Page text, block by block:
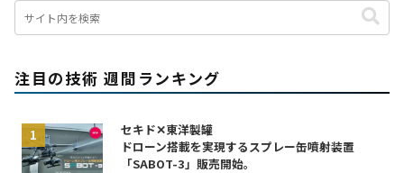
注目の技術 週間ランキング
セキド✕東洋製罐
ドローン搭載を実現するスプレー缶噴射装置
「SABOT-3」販売開始。